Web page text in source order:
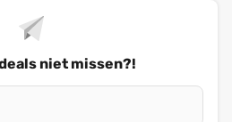
niet missen?!